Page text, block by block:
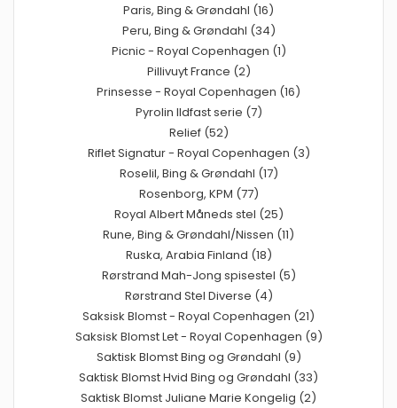
Paris, Bing & Grøndahl (16)
Peru, Bing & Grøndahl (34)
Picnic - Royal Copenhagen (1)
Pillivuyt France (2)
Prinsesse - Royal Copenhagen (16)
Pyrolin Ildfast serie (7)
Relief (52)
Riflet Signatur - Royal Copenhagen (3)
Roselil, Bing & Grøndahl (17)
Rosenborg, KPM (77)
Royal Albert Måneds stel (25)
Rune, Bing & Grøndahl/Nissen (11)
Ruska, Arabia Finland (18)
Rørstrand Mah-Jong spisestel (5)
Rørstrand Stel Diverse (4)
Saksisk Blomst - Royal Copenhagen (21)
Saksisk Blomst Let - Royal Copenhagen (9)
Saktisk Blomst Bing og Grøndahl (9)
Saktisk Blomst Hvid Bing og Grøndahl (33)
Saktisk Blomst Juliane Marie Kongelig (2)